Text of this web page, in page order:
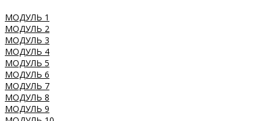
МОДУЛЬ 1
МОДУЛЬ 2
МОДУЛЬ 3
МОДУЛЬ 4
МОДУЛЬ 5
МОДУЛЬ 6
МОДУЛЬ 7
МОДУЛЬ 8
МОДУЛЬ 9